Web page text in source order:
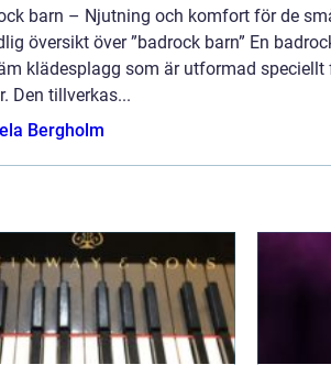
barn – Njutning och komfort för de
översikt över ”badrock barn” En
klädesplagg som är utformad
Den tillverkas...
Bergholm